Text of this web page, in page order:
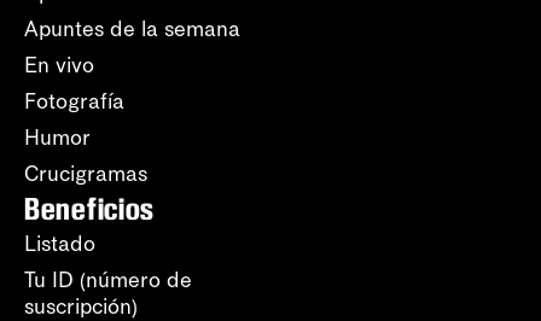
Apuntes de la semana
En vivo
Fotografía
Humor
Crucigramas
Beneficios
Listado
Tu ID (número de
suscripción)